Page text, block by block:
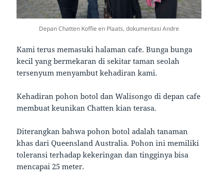
Depan Chatten Koffie en Plaats, dokumentasi Andre
Kami terus memasuki halaman cafe. Bunga bunga
kecil yang bermekaran di sekitar taman seolah
tersenyum menyambut kehadiran kami.
Kehadiran pohon botol dan Walisongo di depan cafe
membuat keunikan Chatten kian terasa.
Diterangkan bahwa pohon botol adalah tanaman
khas dari Queensland Australia. Pohon ini memiliki
toleransi terhadap kekeringan dan tingginya bisa
mencapai 25 meter.